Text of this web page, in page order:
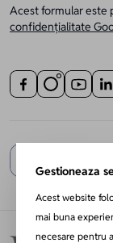
Acest formular este
confidențialitate
Gestioneaza
Acest website
mai buna
necesare pentru